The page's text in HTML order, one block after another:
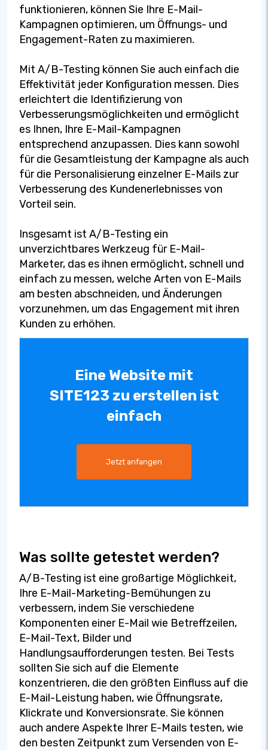
funktionieren, können Sie Ihre E-Mail-
Kampagnen optimieren, um Öffnungs- und
Engagement-Raten zu maximieren.
Mit A/B-Testing können Sie auch einfach die
Effektivität jeder Konfiguration messen. Dies
erleichtert die Identifizierung von
Verbesserungsmöglichkeiten und ermöglicht
es Ihnen, Ihre E-Mail-Kampagnen
entsprechend anzupassen. Dies kann sowohl
für die Gesamtleistung der Kampagne als auch
für die Personalisierung einzelner E-Mails zur
Verbesserung des Kundenerlebnisses von
Vorteil sein.
Insgesamt ist A/B-Testing ein
unverzichtbares Werkzeug für E-Mail-
Marketer, das es ihnen ermöglicht, schnell und
einfach zu messen, welche Arten von E-Mails
am besten abschneiden, und Änderungen
vorzunehmen, um das Engagement mit ihren
Kunden zu erhöhen.
Eine Website mit
SITE123 zu erstellen ist
einfach
Jetzt anfangen
Was sollte getestet werden?
A/B-Testing ist eine großartige Möglichkeit,
Ihre E-Mail-Marketing-Bemühungen zu
verbessern, indem Sie verschiedene
Komponenten einer E-Mail wie Betreffzeilen,
E-Mail-Text, Bilder und
Handlungsaufforderungen testen. Bei Tests
sollten Sie sich auf die Elemente
konzentrieren, die den größten Einfluss auf die
E-Mail-Leistung haben, wie Öffnungsrate,
Klickrate und Konversionsrate. Sie können
auch andere Aspekte Ihrer E-Mails testen, wie
den besten Zeitpunkt zum Versenden von E-